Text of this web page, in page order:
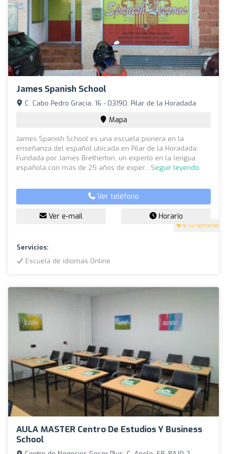
James Spanish School
5 (10 opiniones)
C. Cabo Pedro Gracia, 16 - 03190, Pilar de la Horadada
Mapa
James Spanish School es una escuela pionera en la
enseñanza del español ubicada en Pilar de la Horadada.
Fundada por James Bretherton, un experto en la lengua
española con más de 25 años de exper... Seguir leyendo
Ver teléfono
Ver e-mail Horario
Servicios:
Escuela de idiomas Online
AULA MASTER Centro De Estudios Y Business
School